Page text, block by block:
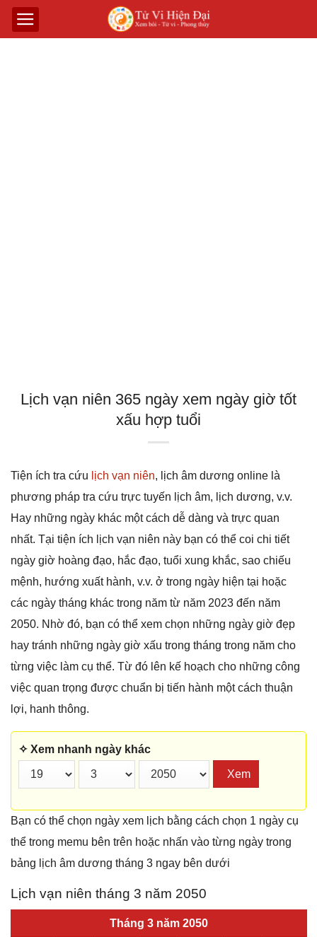
Lịch vạn niên 365 ngày xem ngày giờ tốt
xấu hợp tuổi
Tiện ích tra cứu lịch vạn niên, lịch âm dương online là
phương pháp tra cứu trực tuyến lịch âm, lịch dương, v.v.
Hay những ngày khác một cách dễ dàng và trực quan
nhất. Tại tiện ích lịch vạn niên này bạn có thể coi chi tiết
ngày giờ hoàng đạo, hắc đạo, tuổi xung khắc, sao chiếu
mệnh, hướng xuất hành, v.v. ở trong ngày hiện tại hoặc
các ngày tháng khác trong năm từ năm 2023 đến năm
2050. Nhờ đó, bạn có thể xem chọn những ngày giờ đẹp
hay tránh những ngày giờ xấu trong tháng trong năm cho
từng việc làm cụ thể. Từ đó lên kế hoạch cho những công
việc quan trọng được chuẩn bị tiến hành một cách thuận
lợi, hanh thông.
✧ Xem nhanh ngày khác
Xem
Bạn có thể chọn ngày xem lịch bằng cách chọn 1 ngày cụ
thể trong memu bên trên hoặc nhấn vào từng ngày trong
bảng lịch âm dương tháng 3 ngay bên dưới
Lịch vạn niên tháng 3 năm 2050
Tháng 3 năm 2050